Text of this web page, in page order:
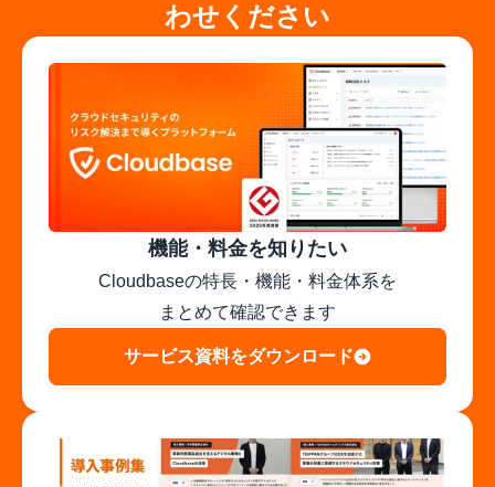
わせください
機能・料金を知りたい
Cloudbaseの特長・機能・料金体系を
まとめて確認できます
サービス資料をダウンロード